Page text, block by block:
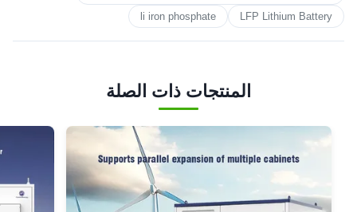
LFP Lithium Battery
li iron phosphate
المنتجات ذات الصلة